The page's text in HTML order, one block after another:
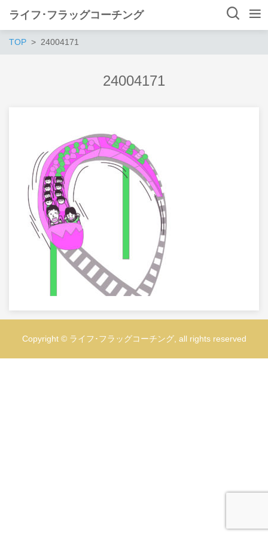
ライフ･フラッグコーチング
TOP 24004171
24004171
Copyright © ライフ･フラッグコーチング, all rights reserved